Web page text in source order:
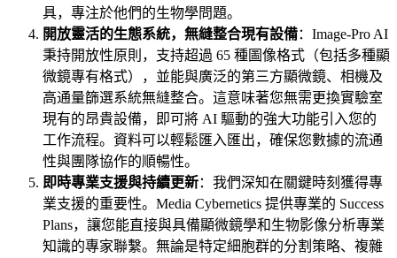
具，專注於他們的生物學問題。
開放靈活的生態系統，無縫整合現有設備：Image-Pro AI
秉持開放性原則，支持超過 65 種圖像格式（包括多種顯
微鏡專有格式），並能與廣泛的第三方顯微鏡、相機及
高通量篩選系統無縫整合。這意味著您無需更換實驗室
現有的昂貴設備，即可將 AI 驅動的強大功能引入您的
工作流程。資料可以輕鬆匯入匯出，確保您數據的流通
性與團隊協作的順暢性。
即時專業支援與持續更新：我們深知在關鍵時刻獲得專
業支援的重要性。Media Cybernetics 提供專業的 Success
Plans，讓您能直接與具備顯微鏡學和生物影像分析專業
知識的專家聯繫。無論是特定細胞群的分割策略、複雜